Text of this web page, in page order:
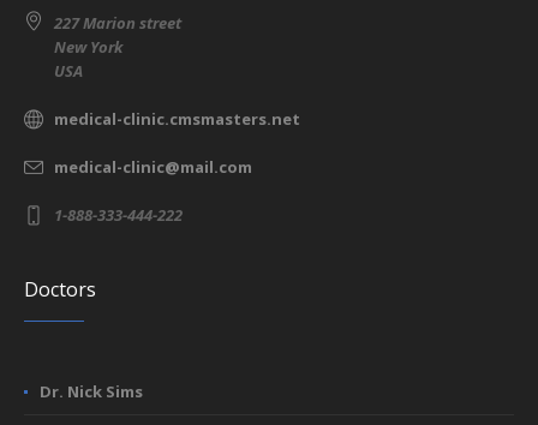
227 Marion street
New York
USA
medical-clinic.cmsmasters.net
medical-clinic@mail.com
1-888-333-444-222
Doctors
Dr. Nick Sims